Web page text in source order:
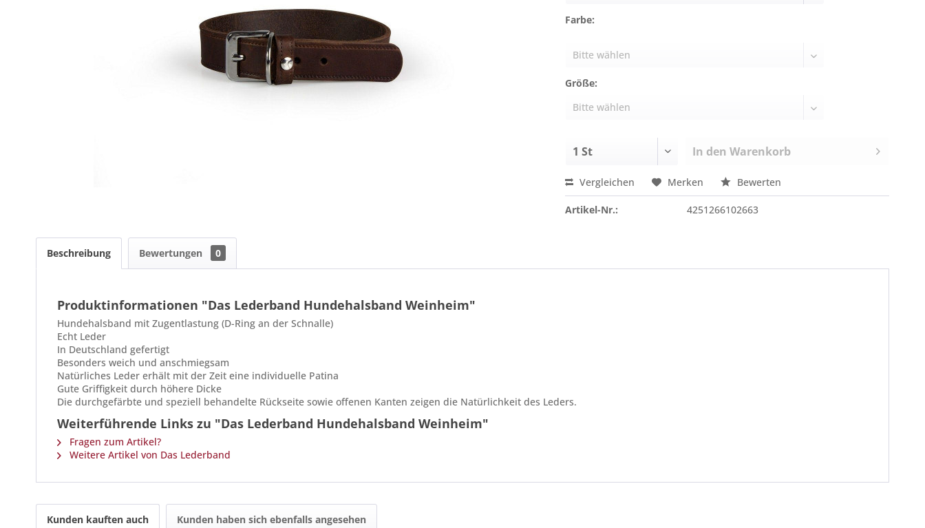
Farbe:
Größe:
In den Warenkorb
Vergleichen Merken Bewerten
Artikel-Nr.: 4251266102663
Beschreibung Bewertungen 0
Produktinformationen "Das Lederband Hundehalsband Weinheim"
Hundehalsband mit Zugentlastung (D-Ring an der Schnalle)
Echt Leder
In Deutschland gefertigt
Besonders weich und anschmiegsam
Natürliches Leder erhält mit der Zeit eine individuelle Patina
Gute Griffigkeit durch höhere Dicke
Die durchgefärbte und speziell behandelte Rückseite sowie offenen Kanten zeigen die Natürlichkeit des Leders.
Weiterführende Links zu "Das Lederband Hundehalsband Weinheim"
Fragen zum Artikel?
Weitere Artikel von Das Lederband
Kunden kauften auch Kunden haben sich ebenfalls angesehen